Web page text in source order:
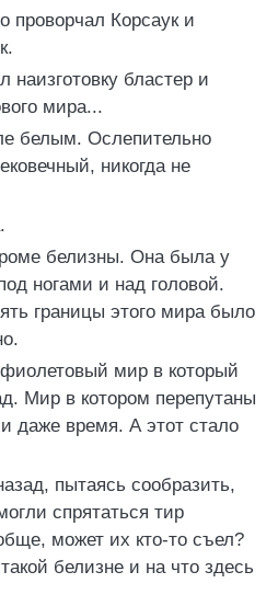
проворчал Корсаук и
наизготовку бластер и
мира...
белым. Ослепительно
никогда не
белизны. Она была у
ногами и над головой.
границы этого мира было
мир в который
Мир в котором перепутаны
даже время. А этот стало
пытаясь сообразить,
спрятаться тир
может их кто-то съел?
белизне и на что здесь